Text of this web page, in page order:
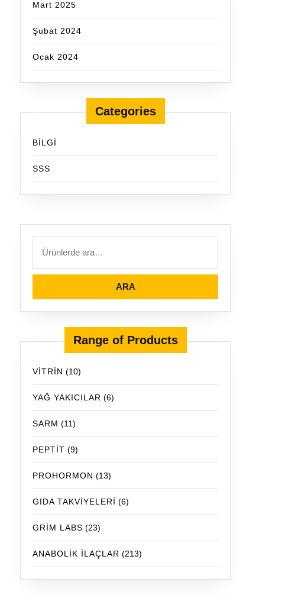
Mart 2025
Şubat 2024
Ocak 2024
Categories
BİLGİ
SSS
ARA
Range of Products
VİTRİN (10)
YAĞ YAKICILAR (6)
SARM (11)
PEPTİT (9)
PROHORMON (13)
GIDA TAKVİYELERİ (6)
GRİM LABS (23)
ANABOLİK İLAÇLAR (213)